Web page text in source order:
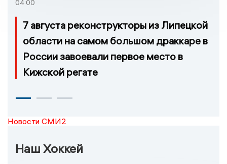
04:00
7 августа реконструкторы из Липецкой
области на самом большом драккаре в
России завоевали первое место в
Кижской регате
Новости СМИ2
Наш Хоккей